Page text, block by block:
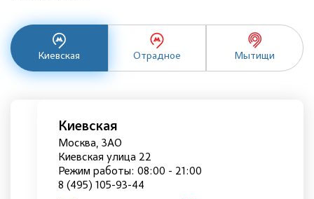
Киевская Отрадное Мытищи
Киевская
Москва, ЗАО
Киевская улица 22
Режим работы: 08:00 - 21:00
8 (495) 105-93-44